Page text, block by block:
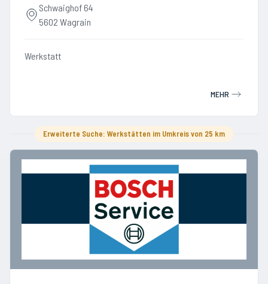
Schwaighof 64
5602 Wagrain
Werkstatt
MEHR
Erweiterte Suche: Werkstätten im Umkreis von 25 km